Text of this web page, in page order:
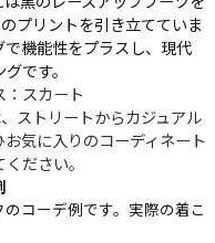
プリントを引き立てていま
機能性をプラスし、現代
です。
：スカート
ストリートからカジュアル
気に入りのコーディネート
ださい。
コーデ例です。実際の着こ